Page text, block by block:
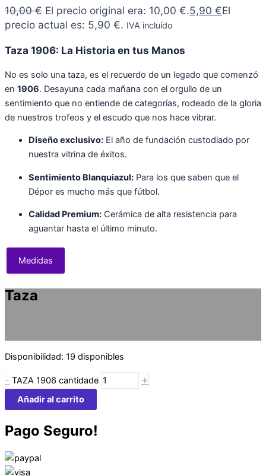
10,00€ El precio original era: 10,00 €.5,90 €El
precio actual es: 5,90 €. IVA incluído
Taza 1906: La Historia en tus Manos
No es solo una taza, es el recuerdo de un legado que comenzó
en 1906. Desayuna cada mañana con el orgullo de un
sentimiento que no entiende de categorías, rodeado de la gloria
de nuestros trofeos y el escudo que nos hace vibrar.
Diseño exclusivo: El año de fundación custodiado por
nuestra vitrina de éxitos.
Sentimiento Blanquiazul: Para los que saben que el
Dépor es mucho más que fútbol.
Calidad Premium: Cerámica de alta resistencia para
aguantar hasta el último minuto.
Medidas
Taza
Disponibilidad: 19 disponibles
- TAZA 1906 cantidade +
Añadir al carrito
Pago Seguro!